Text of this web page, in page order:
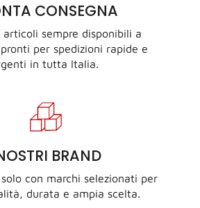
CONSEGNA
articoli sempre disponibili a
per spedizioni rapide e
in tutta Italia.
BRAND
con marchi selezionati per
durata e ampia scelta.